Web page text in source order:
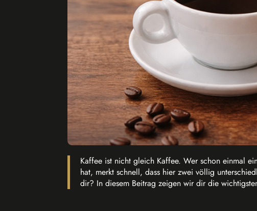
Kaffee ist nicht gleich Kaffee. Wer schon einmal
hat, merkt schnell, dass hier zwei völlig
dir? In diesem Beitrag zeigen wir dir die